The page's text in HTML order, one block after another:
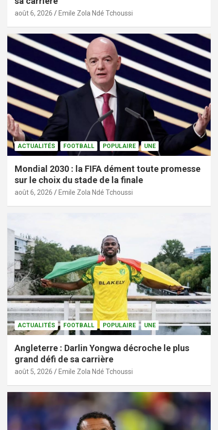
août 6, 2026 Emile Zola Ndé Tchoussi
ACTUALITÉS FOOTBALL POPULAIRE UNE
Mondial 2030 : la FIFA dément toute promesse
sur le choix du stade de la finale
août 6, 2026 Emile Zola Ndé Tchoussi
ACTUALITÉS FOOTBALL POPULAIRE UNE
Angleterre : Darlin Yongwa décroche le plus
grand défi de sa carrière
août 5, 2026 Emile Zola Ndé Tchoussi